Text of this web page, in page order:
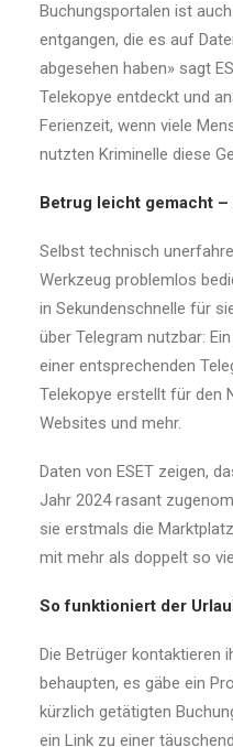
Buchungsportalen ist
entgangen, die es auf
abgesehen haben» sagt
Telekopye entdeckt und
Ferienzeit, wenn viele
nutzten Kriminelle diese
Betrug leicht gemacht
Selbst technisch
Werkzeug problemlos
in Sekundenschnelle für
über Telegram nutzbar:
einer entsprechenden
Telekopye erstellt für den
Websites und mehr.
Daten von ESET zeigen,
Jahr 2024 rasant
sie erstmals die
mit mehr als doppelt so
So funktioniert der
Die Betrüger kontaktieren
behaupten, es gäbe ein
kürzlich getätigten
ein Link zu einer